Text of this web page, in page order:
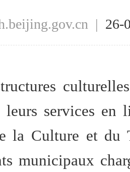
| 26-
leurs services en
la Culture et du
municipaux